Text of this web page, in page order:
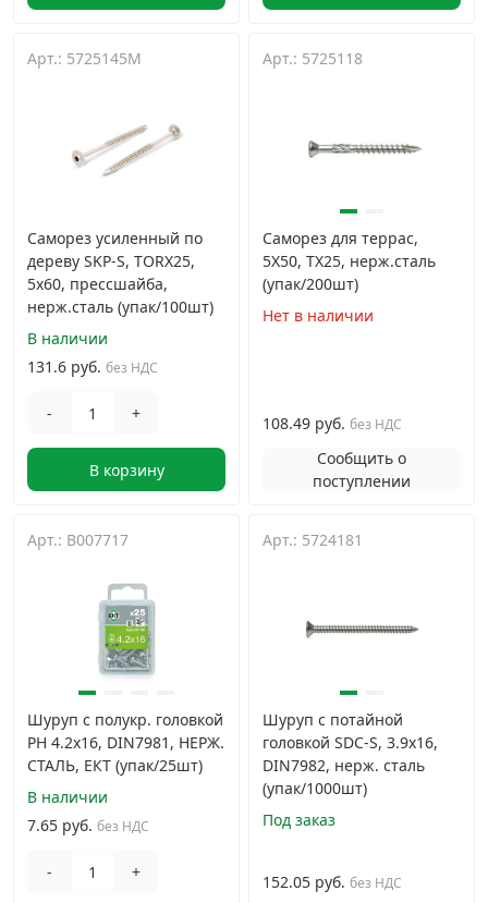
Арт.: 5725145M
Саморез усиленный по
дереву SKP-S, TORX25,
5x60, прессшайба,
нерж.сталь (упак/100шт)
В наличии
131.6 руб. без НДС
- +
В корзину
Арт.: 5725118
Саморез для террас,
5X50, TX25, нерж.сталь
(упак/200шт)
Нет в наличии
108.49 руб. без НДС
Сообщить о
поступлении
Арт.: B007717
Шуруп с полукр. головкой
PH 4.2х16, DIN7981, НЕРЖ.
СТАЛЬ, ЕКТ (упак/25шт)
В наличии
7.65 руб. без НДС
- +
Арт.: 5724181
Шуруп с потайной
головкой SDC-S, 3.9х16,
DIN7982, нерж. сталь
(упак/1000шт)
Под заказ
152.05 руб. без НДС